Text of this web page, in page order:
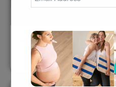
Diseñados para mejorar
estabilidad, la movilidad